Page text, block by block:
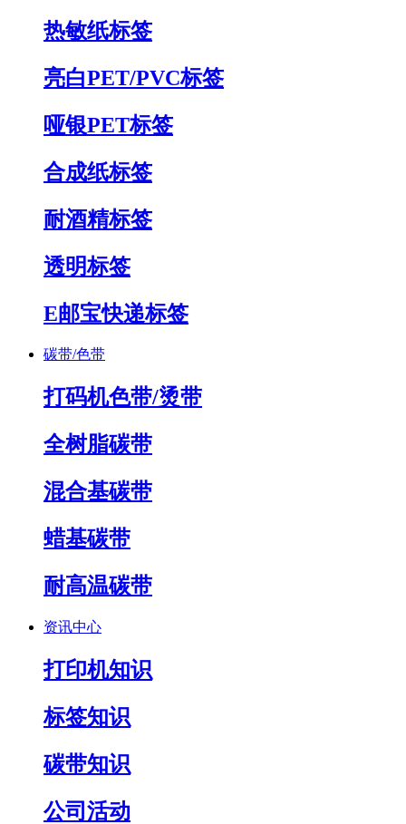
热敏纸标签
亮白PET/PVC标签
哑银PET标签
合成纸标签
耐酒精标签
透明标签
E邮宝快递标签
碳带/色带
打码机色带/烫带
全树脂碳带
混合基碳带
蜡基碳带
耐高温碳带
资讯中心
打印机知识
标签知识
碳带知识
公司活动